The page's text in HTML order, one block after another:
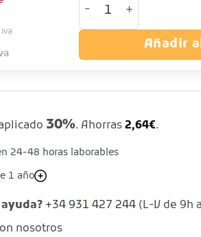
Añadir
30%. Ahorras 2,64€.
24-48 horas laborables
1 año
+34 931 427 244 (L-V de 9h
nosotros